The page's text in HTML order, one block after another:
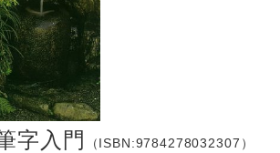
字入門
（ISBN:9784278032307）